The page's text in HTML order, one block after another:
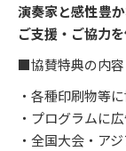
演奏家と感性豊
ご支援・ご協力
■協賛特典の内
・各種印刷物等
・プログラムに
・全国大会・ア